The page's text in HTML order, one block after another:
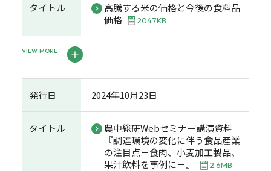
タイトル
高騰する米の価格と今後の食料品
価格
204.7KB
VIEW MORE
発行日 2024年10月23日
タイトル
農中総研Webセミナー講演資料
『調達環境の変化に伴う食品産業
の注目点－食肉、小麦加工製品、
果汁飲料を事例に－』
2.6MB